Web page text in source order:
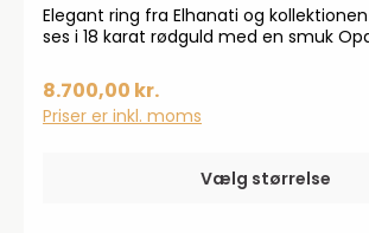
Elegant ring fra Elhanati og
ses i 18 karat rødguld med en smuk
8.700,00 kr.
Priser er inkl. moms
Vælg størrelse